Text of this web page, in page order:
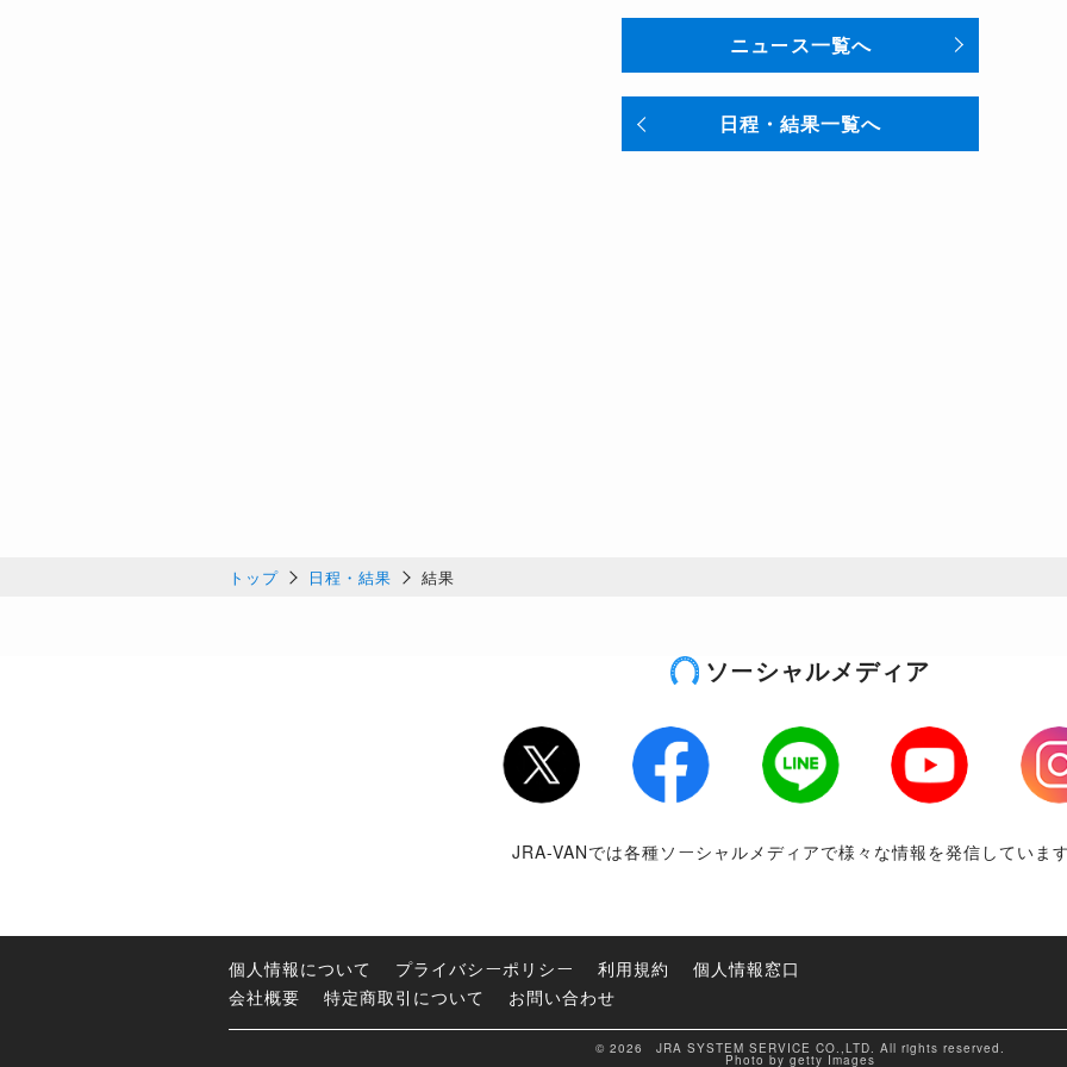
ニュース一覧へ
日程・結果一覧へ
トップ 日程・結果 結果
ソーシャルメディア
Twitter LINE Youtube
JRA-VANでは各種ソーシャルメディアで様々な情報を発信していま
個人情報について プライバシーポリシー 利用規約
個人情報窓口
会社概要
特定商取引について お問い合わせ
© 2026 JRA SYSTEM SERVICE CO.,LTD. All rights reserved.
Photo by getty Images